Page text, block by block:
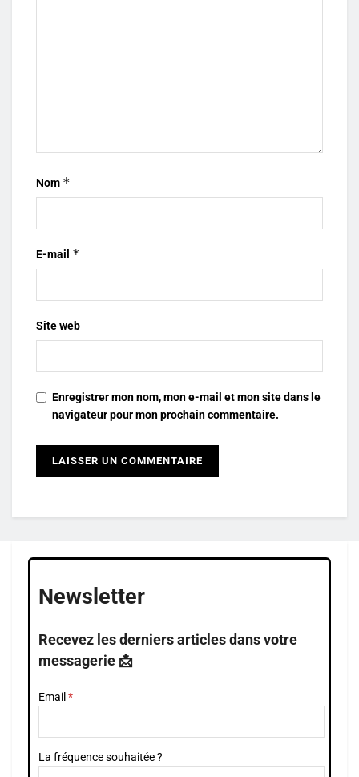
Nom *
E-mail *
Site web
Enregistrer mon nom, mon e-mail et mon site dans le
navigateur pour mon prochain commentaire.
Newsletter
Recevez les derniers articles dans votre
messagerie 📩
Email
La fréquence souhaitée ?